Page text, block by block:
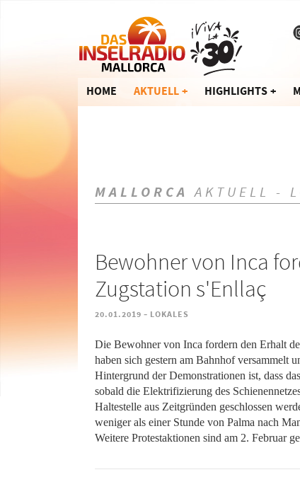
HOME AKTUELL HIGHLIGHTS
MALLORCA AKTUELL -
Bewohner von Inca
Zugstation s'Enllaç
20.01.2019 - LOKALES
Die Bewohner von Inca fordern den Erhalt
haben sich gestern am Bahnhof versammelt
Hintergrund der Demonstrationen ist, dass
sobald die Elektrifizierung des
Haltestelle aus Zeitgründen geschlossen
weniger als einer Stunde von Palma nach
Weitere Protestaktionen sind am 2. Februar